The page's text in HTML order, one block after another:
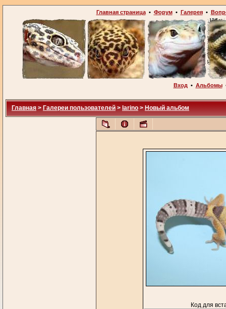
Главная страница• Форум• Галерея•
Вход • Альбомы
Главная > Галереи пользователей > larino > Новый альбом
Код для